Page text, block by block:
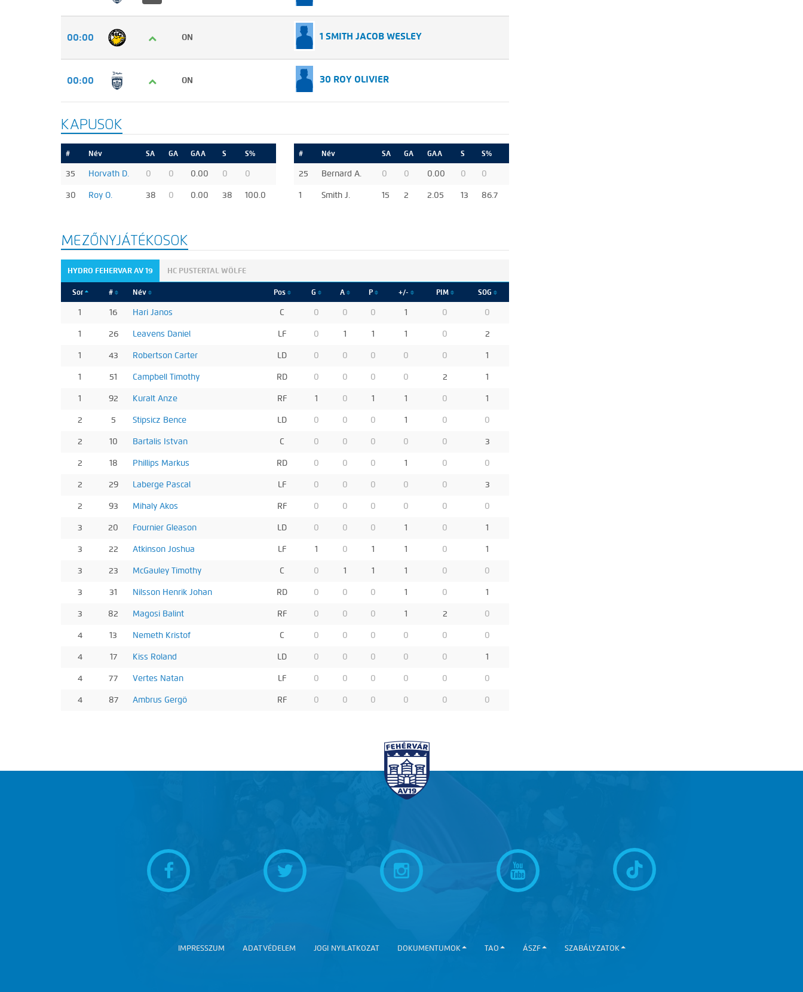
00:00 ON 1 SMITH JACOB WESLEY
00:00 ON 30 ROY OLIVIER
KAPUSOK
# Név SA GA GAA S S%
35 Horvath D. 0 0 0.00 0 0
30 Roy O. 38 0 0.00 38 100.0
# Név SA GA GAA S S%
25 Bernard A. 0 0 0.00 0 0
1 Smith J. 15 2 2.05 13 86.7
MEZŐNYJÁTÉKOSOK
HYDRO FEHERVAR AV 19 HC PUSTERTAL WÖLFE
Sor # Név Pos G A P +/- PIM SOG
1 16 Hari Janos C 0 0 0 1 0 0
1 26 Leavens Daniel LF 0 1 1 1 0 2
1 43 Robertson Carter LD 0 0 0 0 0 1
1 51 Campbell Timothy RD 0 0 0 0 2 1
1 92 Kuralt Anze RF 1 0 1 1 0 1
2 5 Stipsicz Bence LD 0 0 0 1 0 0
2 10 Bartalis Istvan C 0 0 0 0 0 3
2 18 Phillips Markus RD 0 0 0 1 0 0
2 29 Laberge Pascal LF 0 0 0 0 0 3
2 93 Mihaly Akos RF 0 0 0 0 0 0
3 20 Fournier Gleason LD 0 0 0 1 0 1
3 22 Atkinson Joshua LF 1 0 1 1 0 1
3 23 McGauley Timothy C 0 1 1 1 0 0
3 31 Nilsson Henrik Johan RD 0 0 0 1 0 1
3 82 Magosi Balint RF 0 0 0 1 2 0
4 13 Nemeth Kristof C 0 0 0 0 0 0
4 17 Kiss Roland LD 0 0 0 0 0 1
4 77 Vertes Natan LF 0 0 0 0 0 0
4 87 Ambrus Gergö RF 0 0 0 0 0 0
IMPRESSZUM ADATVÉDELEM JOGI NYILATKOZAT DOKUMENTUMOK TAO ÁSZF SZABÁLYZATOK